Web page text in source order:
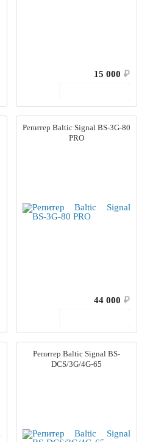
15 000 ₽
Репитер Baltic Signal BS-3G-80
PRO
44 000 ₽
Репитер Baltic Signal BS-
DCS/3G/4G-65